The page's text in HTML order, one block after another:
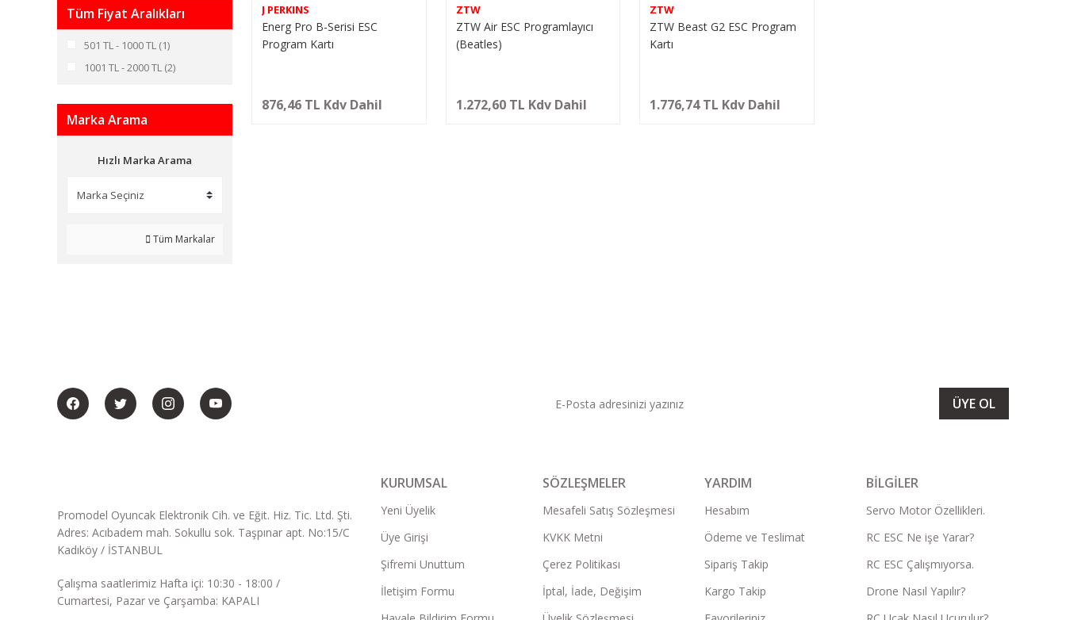
Tüm Fiyat Aralıkları
501 TL - 1000 TL (1)
1001 TL - 2000 TL (2)
Marka Arama
Hızlı Marka Arama
Tüm Markalar
J PERKINS
Energ Pro B-Serisi ESC
Program Kartı
876,46 TL Kdv Dahil
ZTW
ZTW Air ESC Programlayıcı
(Beatles)
1.272,60 TL Kdv Dahil
ZTW
ZTW Beast G2 ESC Program
Kartı
1.776,74 TL Kdv Dahil
ÜYE OL
Promodel Oyuncak Elektronik Cih. ve Eğit. Hiz. Tic. Ltd. Şti.
Adres: Acıbadem mah. Sokullu sok. Taşpınar apt. No:15/C
Kadıköy / İSTANBUL
Çalışma saatlerimiz Hafta içi: 10:30 - 18:00 /
Cumartesi, Pazar ve Çarşamba: KAPALI
KURUMSAL
Yeni Üyelik
Üye Girişi
Şifremi Unuttum
İletişim Formu
SÖZLEŞMELER
Mesafeli Satış Sözleşmesi
KVKK Metni
Çerez Politikası
İptal, İade, Değişim
YARDIM
Hesabım
Ödeme ve Teslimat
Sipariş Takip
Kargo Takip
BİLGİLER
Servo Motor Özellikleri.
RC ESC Ne işe Yarar?
RC ESC Çalışmıyorsa.
Drone Nasıl Yapılır?